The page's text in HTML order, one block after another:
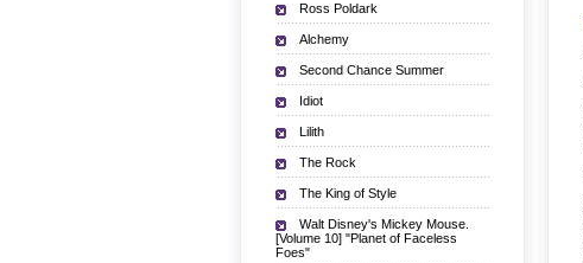
Ross Poldark
Alchemy
Second Chance Summer
Idiot
Lilith
The Rock
The King of Style
Walt Disney's Mickey Mouse.
[Volume 10] "Planet of Faceless
Foes"